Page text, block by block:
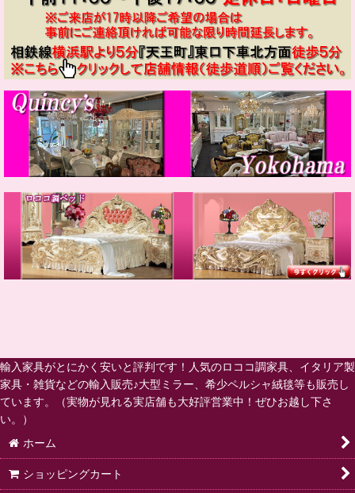
輸入家具がとにかく安いと評判です！人気のロココ調家具、イタリア製
家具・雑貨などの輸入販売♪大型ミラー、希少ペルシャ絨毯等も販売し
ています。（実物が見れる実店舗も大好評営業中！ぜひお越し下さ
い。）
ホーム
ショッピングカート